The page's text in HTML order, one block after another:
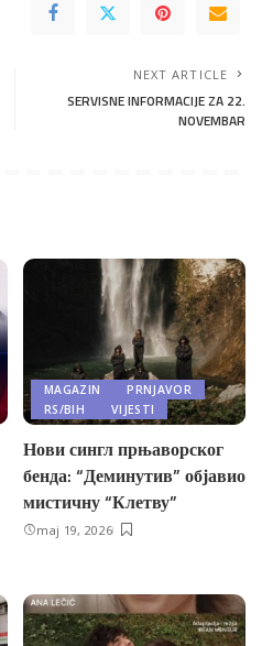
NEXT ARTICLE
SERVISNE INFORMACIJE ZA 22.
NOVEMBAR
MAGAZIN
PRNJAVOR
RS/BIH
VIJESTI
Нови сингл прњаворског
бенда: “Деминутив” објавио
мистичну “Клетву”
maj 19, 2026